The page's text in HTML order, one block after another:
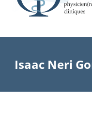
Isaac Neri